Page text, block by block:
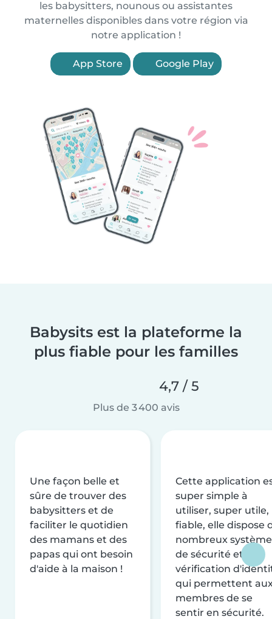
les babysitters, nounous ou assistantes
maternelles disponibles dans votre région via
notre application !
App Store Google Play
Babysits est la plateforme la
plus fiable pour les familles
4,7 / 5
Plus de 3 400 avis
Une façon belle et
sûre de trouver des
babysitters et de
faciliter le quotidien
des mamans et des
papas qui ont besoin
d'aide à la maison !
Cette application
super simple à
utiliser, super utile,
fiable, elle dispose
nombreux
de sécurité et de
vérification
qui permettent
membres de se
sentir en sécurité.